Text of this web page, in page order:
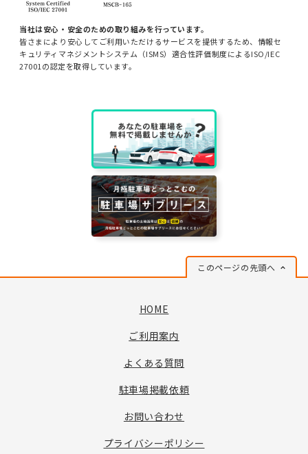
当社は安心・安全のための取り組みを行っています。
皆さまにより安心してご利用いただけるサービスを提供するため、情報セ
キュリティマネジメントシステム（ISMS）適合性評価制度によるISO/IEC
27001の認定を取得しています。
このページの先頭へ
HOME
ご利用案内
よくある質問
駐車場掲載依頼
お問い合わせ
プライバシーポリシー